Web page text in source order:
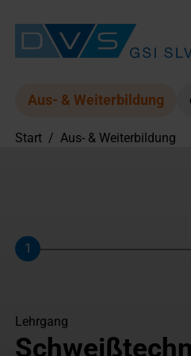
Aus- & Weiterbildung
Start / Aus- & Weiterbildung
Schritt
1
Lehrgang